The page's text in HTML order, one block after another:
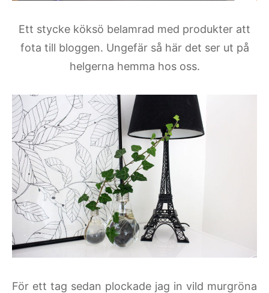
Ett stycke köksö belamrad med produkter att
fota till bloggen. Ungefär så här det ser ut på
helgerna hemma hos oss.
För ett tag sedan plockade jag in vild murgröna